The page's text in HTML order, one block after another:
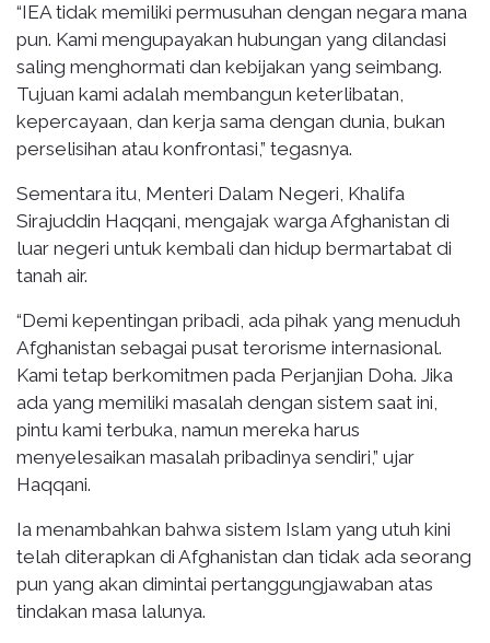
“IEA tidak memiliki permusuhan dengan negara mana
pun. Kami mengupayakan hubungan yang dilandasi
saling menghormati dan kebijakan yang seimbang.
Tujuan kami adalah membangun keterlibatan,
kepercayaan, dan kerja sama dengan dunia, bukan
perselisihan atau konfrontasi,” tegasnya.
Sementara itu, Menteri Dalam Negeri, Khalifa
Sirajuddin Haqqani, mengajak warga Afghanistan di
luar negeri untuk kembali dan hidup bermartabat di
tanah air.
“Demi kepentingan pribadi, ada pihak yang menuduh
Afghanistan sebagai pusat terorisme internasional.
Kami tetap berkomitmen pada Perjanjian Doha. Jika
ada yang memiliki masalah dengan sistem saat ini,
pintu kami terbuka, namun mereka harus
menyelesaikan masalah pribadinya sendiri,” ujar
Haqqani.
Ia menambahkan bahwa sistem Islam yang utuh kini
telah diterapkan di Afghanistan dan tidak ada seorang
pun yang akan dimintai pertanggungjawaban atas
tindakan masa lalunya.